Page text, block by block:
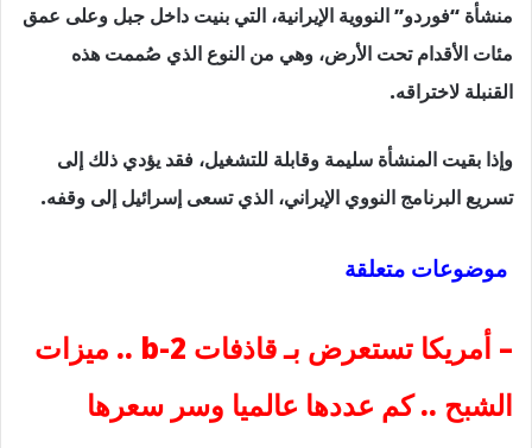
منشأة “فوردو” النووية الإيرانية، التي بنيت داخل جبل وعلى عمق
مئات الأقدام تحت الأرض، وهي من النوع الذي صُممت هذه
القنبلة لاختراقه.
وإذا بقيت المنشأة سليمة وقابلة للتشغيل، فقد يؤدي ذلك إلى
تسريع البرنامج النووي الإيراني، الذي تسعى إسرائيل إلى وقفه.
موضوعات متعلقة
–
أمريكا تستعرض بـ قاذفات b-2 .. ميزات
الشبح .. كم عددها عالميا وسر سعرها